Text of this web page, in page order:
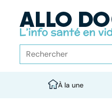
À la une